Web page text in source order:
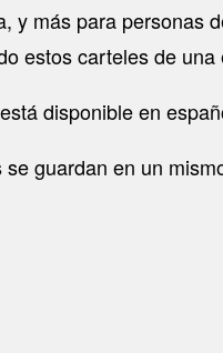
y más para
estos carteles de
disponible en
guardan en un